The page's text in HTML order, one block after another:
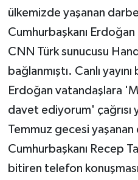
ülkemizde yaşanan darbe
Cumhurbaşkanı
CNN Türk sunucusu
bağlanmıştı. Canlı
Erdoğan vatandaşlara
davet ediyorum' çağrısı
Temmuz gecesi
Cumhurbaşkanı Recep
bitiren telefon
RÖPORTAJ
SAĞLIK
TARIM
TEKNOLOJİ
TURİZM